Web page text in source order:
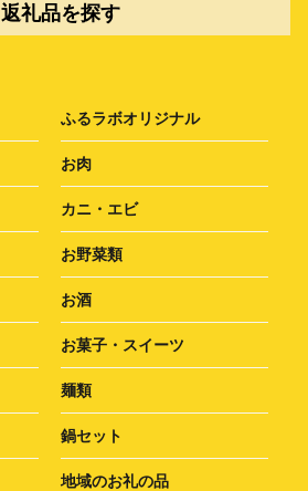
返礼品を探す
ふるラボオリジナル
お肉
カニ・エビ
お野菜類
お酒
お菓子・スイーツ
麺類
鍋セット
地域のお礼の品